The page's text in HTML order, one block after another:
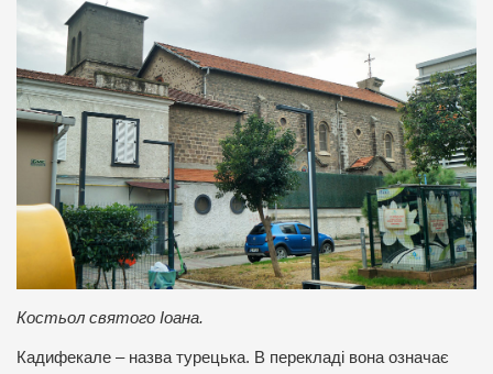
Костьол святого Іоана.
Кадифекале – назва турецька. В перекладі вона означає